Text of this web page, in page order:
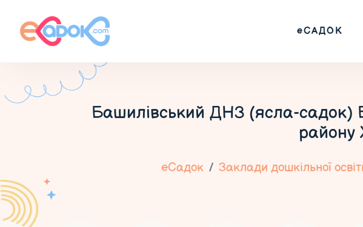
еСАДОК
Башилівський ДНЗ (ясла-садок)
району
еСадок Заклади дошкільної